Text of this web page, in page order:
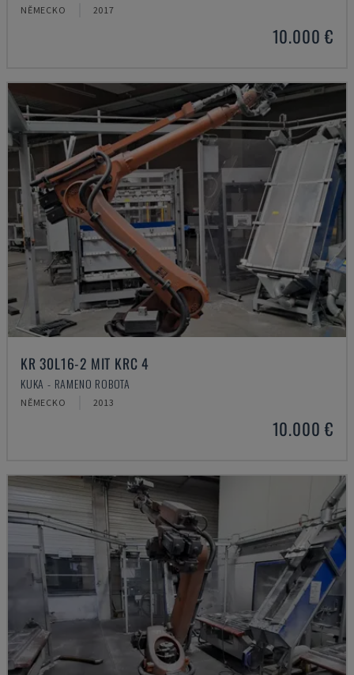
NĚMECKO 2017
10.000 €
KR 30L16-2 MIT KRC 4
KUKA - RAMENO ROBOTA
NĚMECKO 2013
10.000 €